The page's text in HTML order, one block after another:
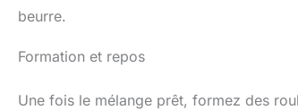
beurre.
Formation et repos
Une fois le mélange prêt, formez des